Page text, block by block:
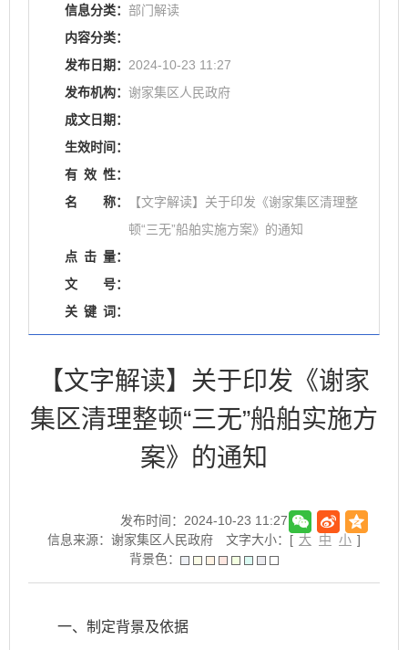
信息分类： 部门解读
内容分类：
发布日期： 2024-10-23 11:27
发布机构： 谢家集区人民政府
成文日期：
生效时间：
有 效 性：
名
称：
【文字解读】关于印发《谢家集区清理整
顿“三无”船舶实施方案》的通知
点 击 量：
文
号：
关 键 词：
【文字解读】关于印发《谢家
集区清理整顿“三无”船舶实施方
案》的通知
发布时间：2024-10-23 11:27
信息来源：谢家集区人民政府
文字大小：[ 大 中 小 ]
背景色：
一、制定背景及依据